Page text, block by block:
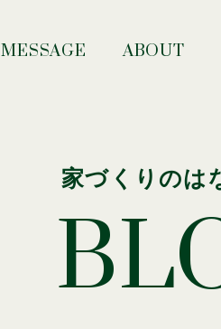
MESSAGE ABOUT
家づくりのは